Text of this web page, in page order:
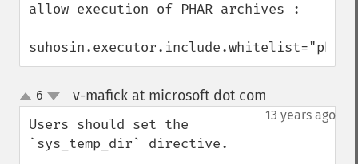
allow execution of PHAR archives :
suhosin.executor.include.whitelist="phar"
up
down
6 v-mafick at microsoft dot com
13 years ago
Users should set the
`sys_temp_dir` directive.